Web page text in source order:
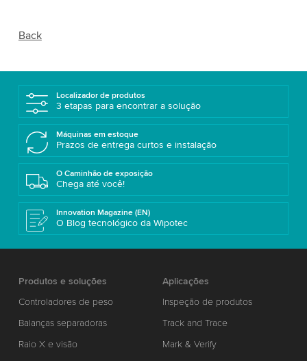
Back
Localizador de produtos
3 etapas para encontrar a solução
Máquinas em estoque
Prazos de entrega curtos e instalação
O Caminhão de exposição
Chega até você!
Innovation Magazine (EN)
O Blog tecnológico da Wipotec
Produtos e soluções
Controladores de peso
Balanças separadoras
Raio X e visão
Aplicações
Inspeção de produtos
Track and Trace
Mark & Verify